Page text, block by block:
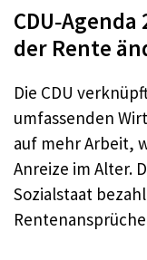
der Rente
Die CDU
umfassenden
auf mehr Arbeit,
Anreize im Alter.
Sozialstaat